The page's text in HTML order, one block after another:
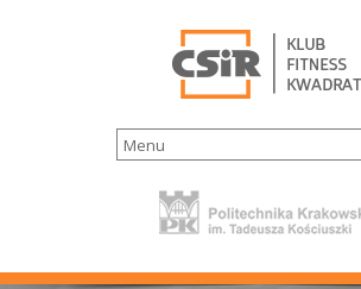
Menu